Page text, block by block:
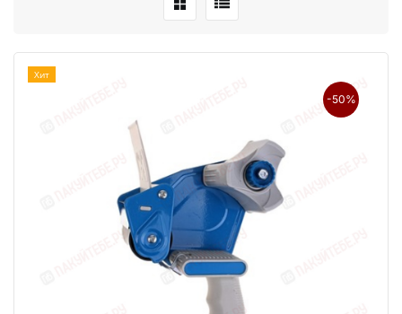
-50%
Хит